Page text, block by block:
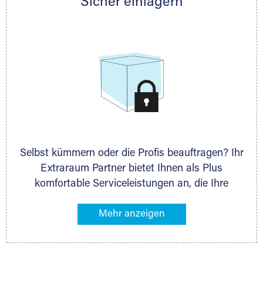
persönlich hinsichtlich Lagervolumen und zu
Selbst kümmern oder die Profis beauftragen? Ihr
Extraraum Partner bietet Ihnen als Plus
komfortable Serviceleistungen an, die Ihre
gehören z. B. Verpackungsservice, Lieferung von
Ihr Lagergut wird bei Ihrem Extraraum Partner